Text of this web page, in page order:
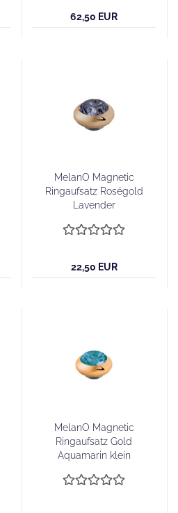
62,50 EUR
MelanO Magnetic
Ringaufsatz Roségold
Lavender
22,50 EUR
MelanO Magnetic
Ringaufsatz Gold
Aquamarin klein